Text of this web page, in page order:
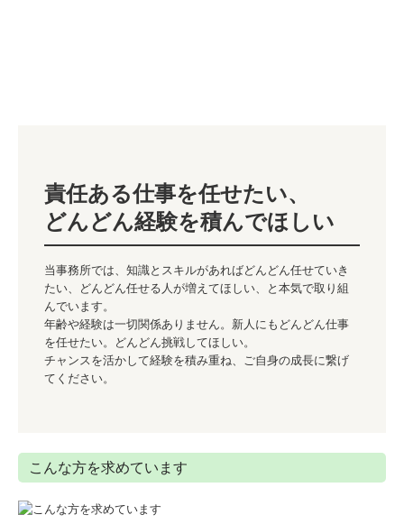
責任ある仕事を任せたい、
どんどん経験を積んでほしい
当事務所では、知識とスキルがあればどんどん任せていき
たい、どんどん任せる人が増えてほしい、と本気で取り組
んでいます。
年齢や経験は一切関係ありません。新人にもどんどん仕事
を任せたい。どんどん挑戦してほしい。
チャンスを活かして経験を積み重ね、ご自身の成長に繋げ
てください。
こんな方を求めています